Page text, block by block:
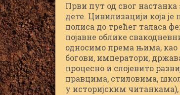
Први пут од свог настанка
дете. Цивилизацији која
полиса до трећег таласа
појавне облике
односимо према њима, као
богови, императори,
процесно и слојевито
правцима, стиловима,
у историјским